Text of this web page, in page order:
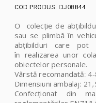
COD PRODUS: DJ08844
O colecție de
sau se plimbă în
abțibilduri care
în realizarea unor
obiectelor personale.
Vârstă recomandată: 4-
Dimensiuni ambalaj:
Confecționat din